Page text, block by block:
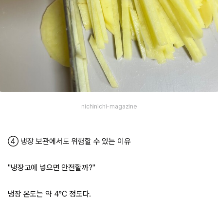
nichinichi-magazine
④ 냉장 보관에서도 위험할 수 있는 이유
"냉장고에 넣으면 안전할까?"
냉장 온도는 약 4°C 정도다.